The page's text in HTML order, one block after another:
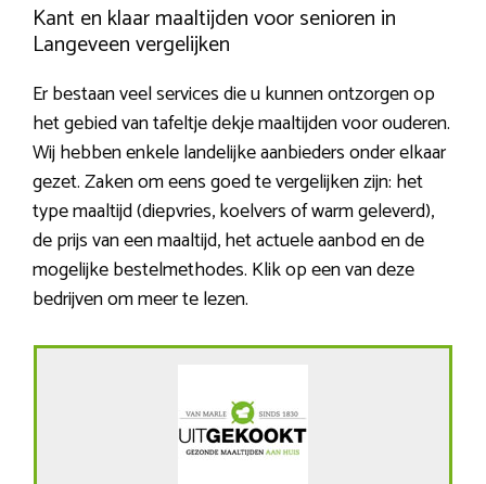
Kant en klaar maaltijden voor senioren in
Langeveen vergelijken
Er bestaan veel services die u kunnen ontzorgen op
het gebied van tafeltje dekje maaltijden voor ouderen.
Wij hebben enkele landelijke aanbieders onder elkaar
gezet. Zaken om eens goed te vergelijken zijn: het
type maaltijd (diepvries, koelvers of warm geleverd),
de prijs van een maaltijd, het actuele aanbod en de
mogelijke bestelmethodes. Klik op een van deze
bedrijven om meer te lezen.